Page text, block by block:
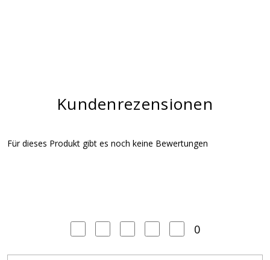
Kundenrezensionen
Für dieses Produkt gibt es noch keine Bewertungen
0